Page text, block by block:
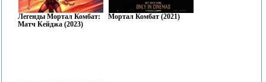
Легенды Мортал Комбат:
Матч Кейджа (2023)
Мортал Комбат (2021)